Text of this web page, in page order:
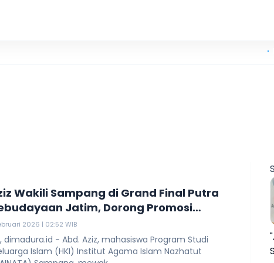
KKN UIN
Wakili Sampang di Grand Final Putra
Jatim, Dorong Promosi
Lewat Platform Digital
2026 | 02:52 WIB
dimadura.id - Abd. Aziz, mahasiswa Program Studi
Islam (HKI) Institut Agama Islam Nazhatut